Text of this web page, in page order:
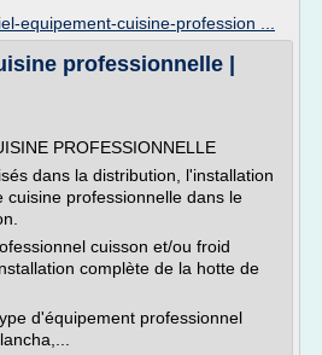
equipement-cuisine-profession ...
professionnelle |
PROFESSIONNELLE
dans la distribution, l'installation
cuisine professionnelle dans le
cuisson et/ou froid
complète de la hotte de
d'équipement professionnel